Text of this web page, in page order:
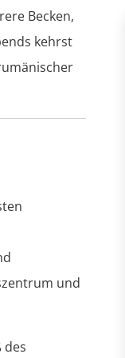
Becken,
kehrst
und
des